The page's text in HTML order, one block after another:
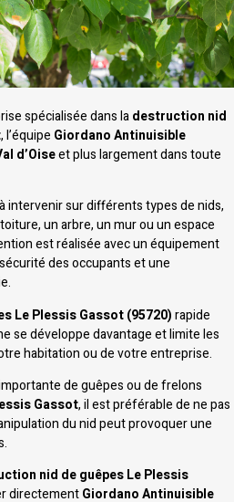
spécialisée dans ladestruction nid
, l’équipe Giordano Antinuisible
d’Oiseet plus largement dans toute
intervenir sur différents types de nids,
un arbre, un mur ou un espace
est réalisée avec un équipement
des occupants et une
Le Plessis Gassot (95720)rapide
se développe davantage et limite les
habitation ou de votre entreprise.
de guêpes ou de frelons
Gassot, il est préférable de ne pas
du nid peut provoquer une
nid de guêpes Le Plessis
directementGiordano Antinuisible